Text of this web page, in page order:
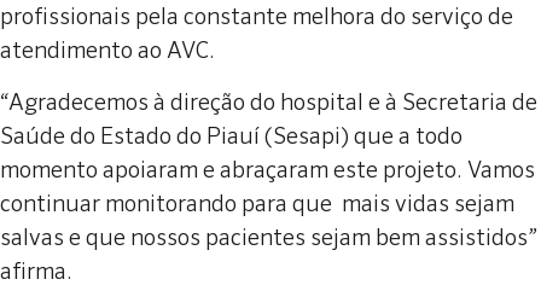
profissionais pela constante melhora do serviço de
atendimento ao AVC.
“Agradecemos à direção do hospital e à Secretaria de
Saúde do Estado do Piauí (Sesapi) que a todo
momento apoiaram e abraçaram este projeto. Vamos
continuar monitorando para que mais vidas sejam
salvas e que nossos pacientes sejam bem assistidos”
afirma.